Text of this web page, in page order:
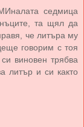
седмица
та щял да
че литъра му
говорим с тоя
виновен трябва
литър и си както